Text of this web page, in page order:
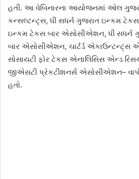
હતી. આ વેબિનારના આયોજનમાં ઓલ
કન્સલ્ટન્ટ્‌સ, ધી સધર્ન ગુજરાત ઇન્કમ
ઇન્કમ ટેકસ બાર એસોસીએશન, ધી સધર્ન
બાર એસોસીએશન, ચાર્ટર્ડ
સોસાયટી ફોર ટેકસ એનાલિસિસ એન્ડ
જીએસટી પ્રેકટીશનર્સ એસોસીએશન–
હતો.